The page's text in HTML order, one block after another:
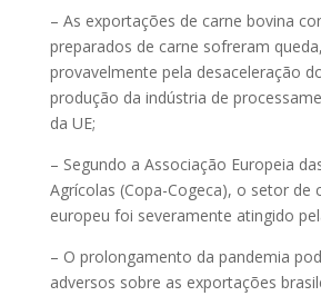
– As exportações de carne bovina
preparados de carne sofreram
provavelmente pela desaceleração
produção da indústria de
da UE;
– Segundo a Associação Europeia
Agrícolas (Copa-Cogeca), o setor de
europeu foi severamente atingido
– O prolongamento da pandemia
adversos sobre as exportações